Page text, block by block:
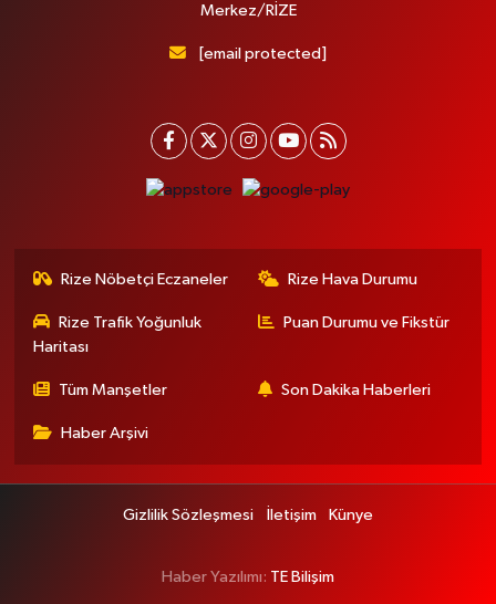
Merkez/RİZE
[email protected]
Rize Nöbetçi Eczaneler Rize Hava Durumu
Rize Trafik Yoğunluk
Haritası
Puan Durumu ve Fikstür
Tüm Manşetler Son Dakika Haberleri
Haber Arşivi
Gizlilik Sözleşmesi İletişim Künye
Haber Yazılımı: TE Bilişim